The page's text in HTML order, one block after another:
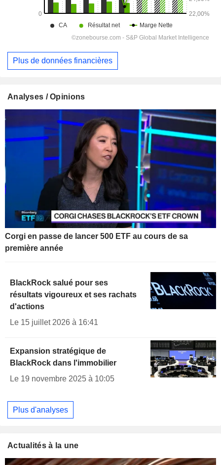
Plus de données financières
Analyses / Opinions
Corgi en passe de lancer 500 ETF au cours de sa
première année
BlackRock salué pour ses
résultats vigoureux et ses rachats
d'actions
Le 15 juillet 2026 à 16:41
Expansion stratégique de
BlackRock dans l'immobilier
Le 19 novembre 2025 à 10:05
Plus d'analyses
Actualités à la une